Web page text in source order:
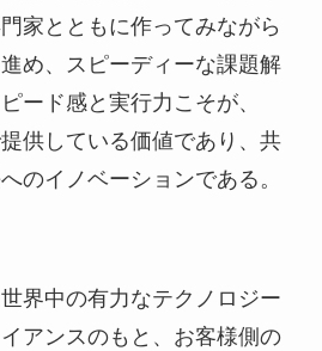
家とともに作ってみながら
め、スピーディーな課題解
ード感と実行力こそが、
供している価値であり、共
のイノベーションである。
界中の有力なテクノロジー
アンスのもと、お客様側の